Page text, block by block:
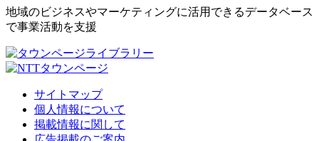
地域のビジネスやマーケティングに活用できるデータベース
で事業活動を支援
サイトマップ
個人情報について
掲載情報に関して